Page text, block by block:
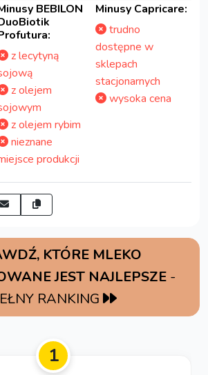
BEBILON
z lecytyną
z olejem
z olejem rybim
nieznane
produkcji
Minusy Capricare:
trudno
dostępne w
sklepach
stacjonarnych
wysoka cena
KTÓRE MLEKO
JEST NAJLEPSZE -
RANKING
1